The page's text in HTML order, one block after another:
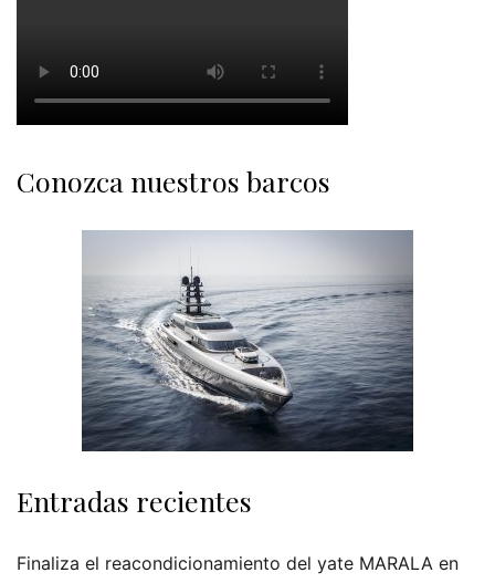
Conozca nuestros barcos
Entradas recientes
Finaliza el reacondicionamiento del yate MARALA en